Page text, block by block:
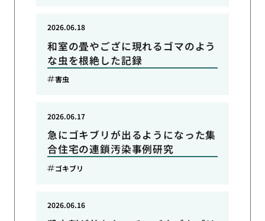
和室の畳やござに現れるゴマのよう
な虫を根絶した記録
2026.06.18
害虫
急にゴキブリが出るようになった集
合住宅の連鎖汚染事例研究
2026.06.17
ゴキブリ
2026.06.16